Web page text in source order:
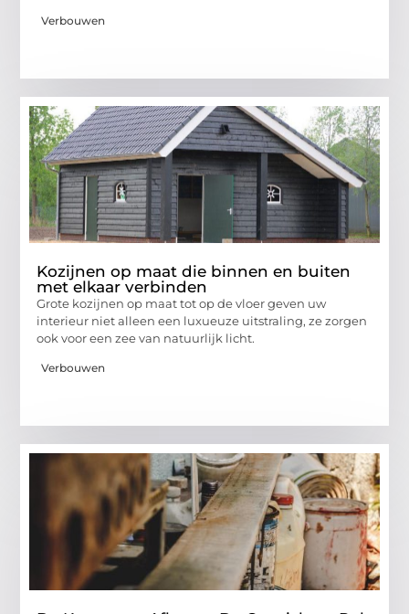
Verbouwen
Kozijnen op maat die binnen en buiten
met elkaar verbinden
Grote kozijnen op maat tot op de vloer geven uw
interieur niet alleen een luxueuze uitstraling, ze zorgen
ook voor een zee van natuurlijk licht.
Verbouwen